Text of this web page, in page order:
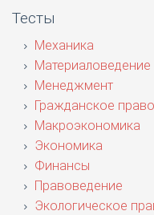
Тесты
Механика
Материаловедение
Менеджмент
Гражданское право
Макроэкономика
Экономика
Финансы
Правоведение
Экологическое